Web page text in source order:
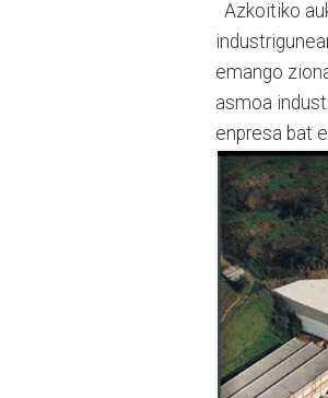
Azkoitiko
emango
asmoa
enpresa bat